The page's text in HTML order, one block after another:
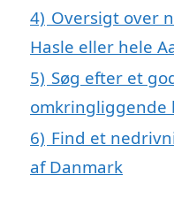
4) Oversigt over
Hasle eller hele
5) Søg efter et
omkringliggende
6) Find et
af Danmark